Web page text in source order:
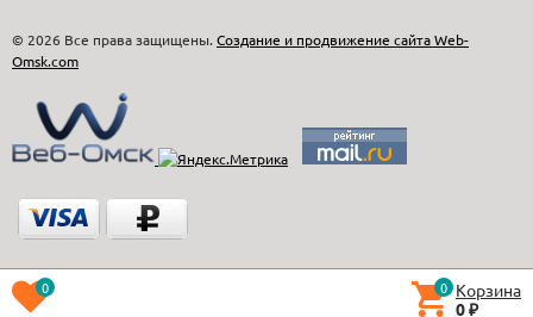
© 2026 Все права защищены. Создание и продвижение сайта Web-
Omsk.com
0 0 Корзина
0₽